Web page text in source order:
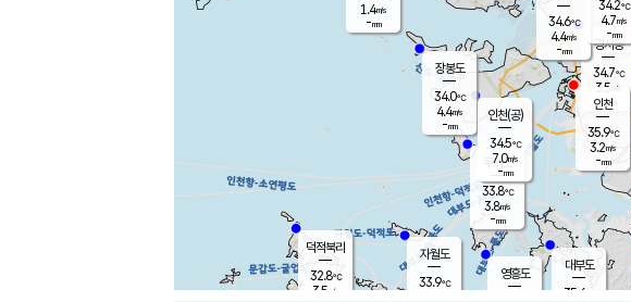
무의도
33.8℃
3.8m/s
-mm
영흥도
1.4m/s
-mm
자월도
33.9℃
장봉도
34.0℃
4.4m/s
-mm
대부도
35.6
경서동
34.7℃
3.5 m/s
-mm
34.6℃
4.4m/s
-mm
34.2℃
4.7m/s
-mm
덕적북리
32.8℃
3.5 m/s
인천(공)
34.5℃
7.0m/s
-mm
인천
35.9℃
3.2m/s
-mm